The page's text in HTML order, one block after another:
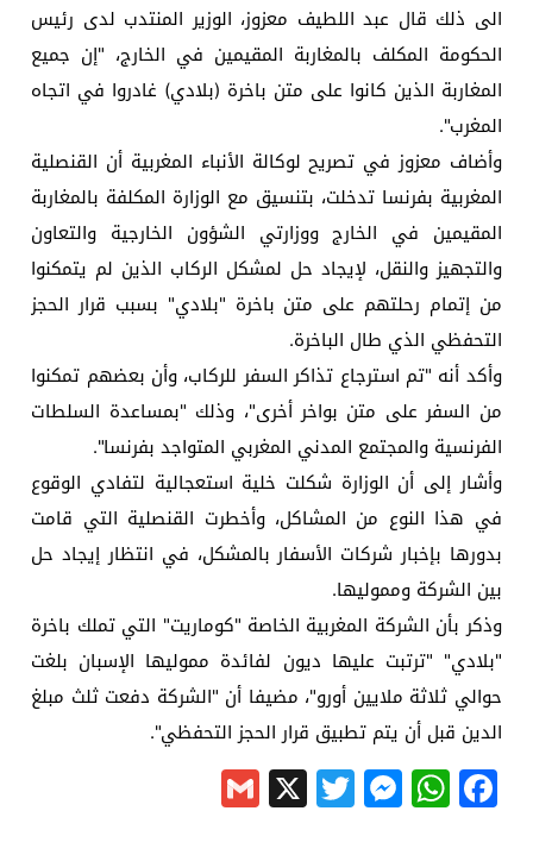
الى ذلك قال عبد اللطيف معزوز، الوزير المنتدب لدى رئيس
الحكومة المكلف بالمغاربة المقيمين في الخارج، "إن جميع
المغاربة الذين كانوا على متن باخرة (بلادي) غادروا في اتجاه
المغرب".
وأضاف معزوز في تصريح لوكالة الأنباء المغربية أن القنصلية
المغربية بفرنسا تدخلت، بتنسيق مع الوزارة المكلفة بالمغاربة
المقيمين في الخارج ووزارتي الشؤون الخارجية والتعاون
والتجهيز والنقل، لإيجاد حل لمشكل الركاب الذين لم يتمكنوا
من إتمام رحلتهم على متن باخرة "بلادي" بسبب قرار الحجز
التحفظي الذي طال الباخرة.
وأكد أنه "تم استرجاع تذاكر السفر للركاب، وأن بعضهم تمكنوا
من السفر على متن بواخر أخرى"، وذلك "بمساعدة السلطات
الفرنسية والمجتمع المدني المغربي المتواجد بفرنسا".
وأشار إلى أن الوزارة شكلت خلية استعجالية لتفادي الوقوع
في هذا النوع من المشاكل، وأخطرت القنصلية التي قامت
بدورها بإخبار شركات الأسفار بالمشكل، في انتظار إيجاد حل
بين الشركة ومموليها.
وذكر بأن الشركة المغربية الخاصة "كوماريت" التي تملك باخرة
"بلادي" "ترتبت عليها ديون لفائدة مموليها الإسبان بلغت
حوالي ثلاثة ملايين أورو"، مضيفا أن "الشركة دفعت ثلث مبلغ
الدين قبل أن يتم تطبيق قرار الحجز التحفظي".
Facebook
WhatsApp
Messenger
Twitter
X